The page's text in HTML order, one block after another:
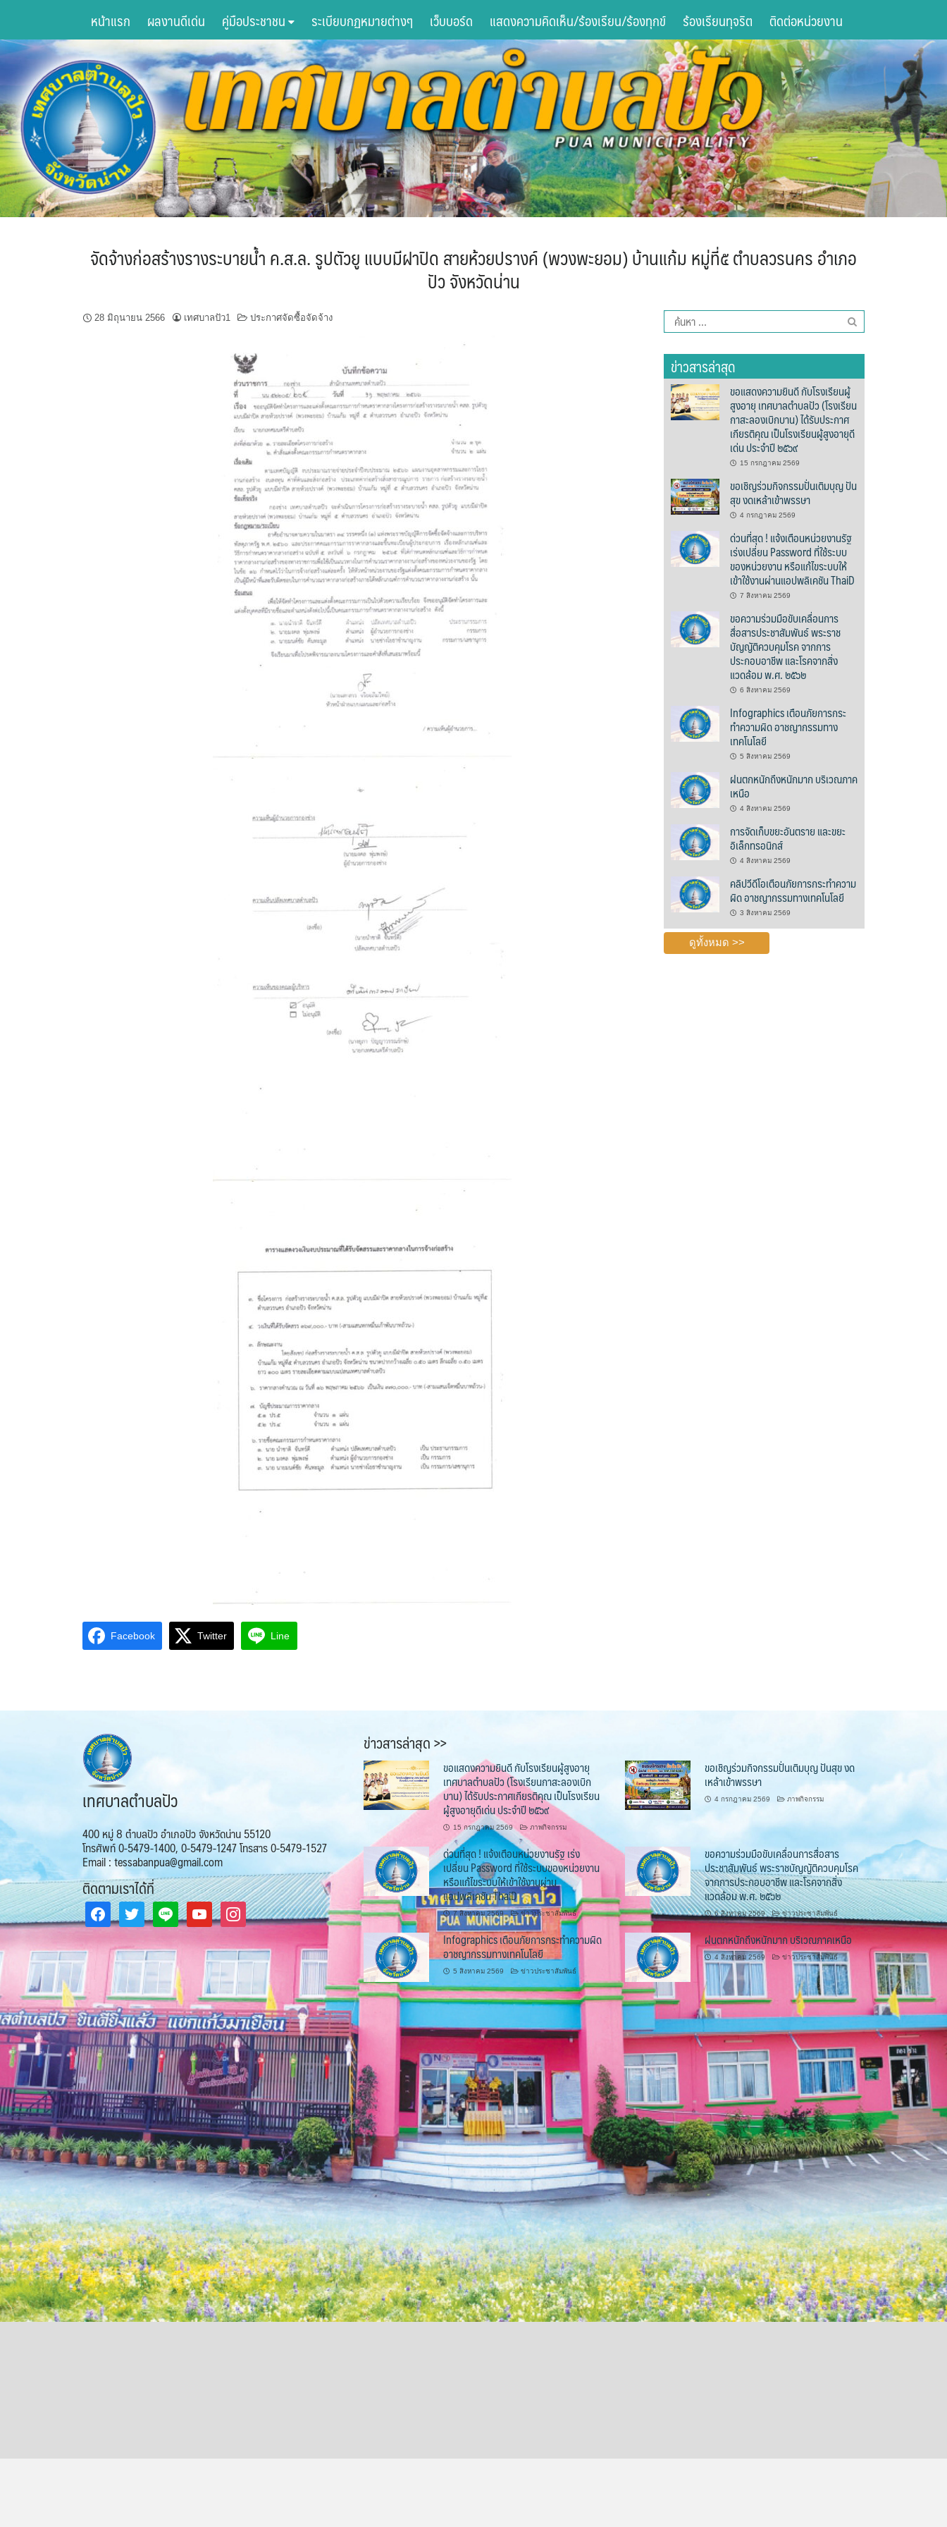
content
หน้าแรก ผลงานดีเด่น คู่มือประชาชน ระเบียบกฏหมายต่างๆ เว็บบอร์ด แสดงความคิดเห็น/ร้องเรียน/ร้องทุกข์ ร้องเรียนทุจริต ติดต่อหน่วยงาน
จัดจ้างก่อสร้างรางระบายน้ำ ค.ส.ล. รูปตัวยู แบบมีฝาปิด สายห้วยปรางค์ (พวงพะยอม) บ้านแก้ม หมู่ที่๕ ตำบลวรนคร อำเภอ
ปัว จังหวัดน่าน
28 มิถุนายน 2566 เทศบาลปัว1 ประกาศจัดซื้อจัดจ้าง
Facebook Twitter Line
ค้นหา
สำหรับ:
ข่าวสารล่าสุด
ขอแสดงความยินดี กับโรงเรียนผู้
สูงอายุ เทศบาลตำบลปัว (โรงเรียน
กาสะลองเบิกบาน) ได้รับประกาศ
เกียรติคุณ เป็นโรงเรียนผู้สูงอายุดี
เด่น ประจำปี ๒๕๖๙
15 กรกฎาคม 2569
ขอเชิญร่วมกิจกรรมปั่นเติมบุญ ปัน
สุข งดเหล้าเข้าพรรษา
4 กรกฎาคม 2569
ด่วนที่สุด ! แจ้งเตือนหน่วยงานรัฐ
เร่งเปลี่ยน Password ที่ใช้ระบบ
ของหน่วยงาน หรือแก้ไขระบบให้
เข้าใช้งานผ่านแอปพลิเคชัน ThaiD
7 สิงหาคม 2569
ขอความร่วมมือขับเคลื่อนการ
สื่อสารประชาสัมพันธ์ พระราช
บัญญัติควบคุมโรค จากการ
ประกอบอาชีพ และโรคจากสิ่ง
แวดล้อม พ.ศ. ๒๕๖๒
6 สิงหาคม 2569
Infographics เตือนภัยการกระ
ทำความผิด อาชญากรรมทาง
เทคโนโลยี
5 สิงหาคม 2569
ฝนตกหนักถึงหนักมาก บริเวณภาค
เหนือ
4 สิงหาคม 2569
การจัดเก็บขยะอันตราย และขยะ
อิเล็กทรอนิกส์
4 สิงหาคม 2569
คลิปวีดีโอเตือนภัยการกระทำความ
ผิด อาชญากรรมทางเทคโนโลยี
3 สิงหาคม 2569
ดูทั้งหมด >>
เทศบาลตำบลปัว
400 หมู่ 8 ตำบลปัว อำเภอปัว จังหวัดน่าน 55120
โทรศัพท์ 0-5479-1400, 0-5479-1247 โทรสาร 0-5479-1527
Email : tessabanpua@gmail.com
ติดตามเราได้ที่
facebooktwitter line youtubeinstagram
ข่าวสารล่าสุด >>
ขอแสดงความยินดี กับโรงเรียนผู้สูงอายุ
เทศบาลตำบลปัว (โรงเรียนกาสะลองเบิก
บาน) ได้รับประกาศเกียรติคุณ เป็นโรงเรียน
ผู้สูงอายุดีเด่น ประจำปี ๒๕๖๙
15 กรกฎาคม 2569 ภาพกิจกรรม
ขอเชิญร่วมกิจกรรมปั่นเติมบุญ ปันสุข งด
เหล้าเข้าพรรษา
4 กรกฎาคม 2569 ภาพกิจกรรม
ด่วนที่สุด ! แจ้งเตือนหน่วยงานรัฐ เร่ง
เปลี่ยน Password ที่ใช้ระบบของหน่วยงาน
หรือแก้ไขระบบให้เข้าใช้งานผ่าน
แอปพลิเคชัน ThaiD
7 สิงหาคม 2569 ข่าวประชาสัมพันธ์
ขอความร่วมมือขับเคลื่อนการสื่อสาร
ประชาสัมพันธ์ พระราชบัญญัติควบคุมโรค
จากการประกอบอาชีพ และโรคจากสิ่ง
แวดล้อม พ.ศ. ๒๕๖๒
6 สิงหาคม 2569 ข่าวประชาสัมพันธ์
Infographics เตือนภัยการกระทำความผิด
อาชญากรรมทางเทคโนโลยี
5 สิงหาคม 2569 ข่าวประชาสัมพันธ์
ฝนตกหนักถึงหนักมาก บริเวณภาคเหนือ
4 สิงหาคม 2569 ข่าวประชาสัมพันธ์